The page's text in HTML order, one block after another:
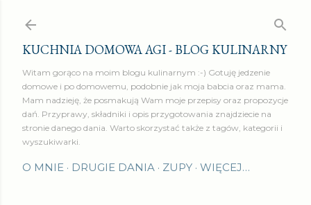
KUCHNIA DOMOWA AGI - BLOG KULINARNY
Witam gorąco na moim blogu kulinarnym :-) Gotuję jedzenie
domowe i po domowemu, podobnie jak moja babcia oraz mama.
Mam nadzieję, że posmakują Wam moje przepisy oraz propozycje
dań. Przyprawy, składniki i opis przygotowania znajdziecie na
stronie danego dania. Warto skorzystać także z tagów, kategorii i
wyszukiwarki.
O MNIE DRUGIE DANIA ZUPY WIĘCEJ…